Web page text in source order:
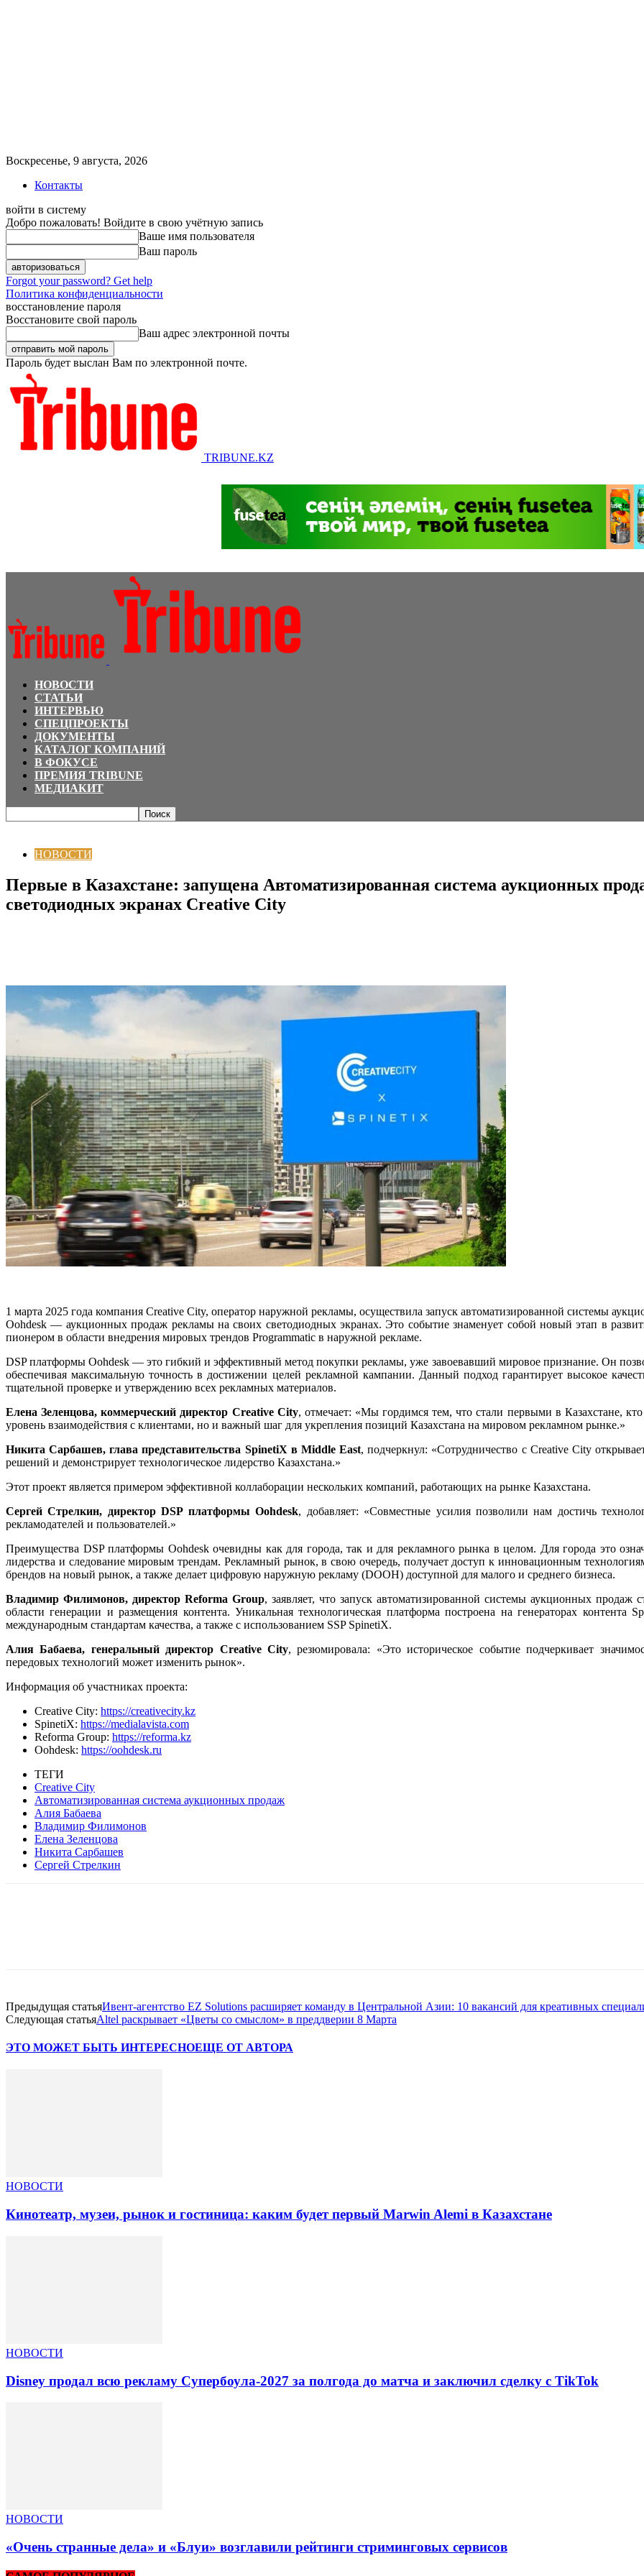
Воскресенье, 9 августа, 2026
Контакты
войти в систему
Добро пожаловать! Войдите в свою учётную запись
Ваше имя пользователя
Ваш пароль
Forgot your password? Get help
Политика конфиденциальности
восстановление пароля
Восстановите свой пароль
Ваш адрес электронной почты
Пароль будет выслан Вам по электронной почте.
TRIBUNE.KZ
НОВОСТИ
СТАТЬИ
ИНТЕРВЬЮ
СПЕЦПРОЕКТЫ
ДОКУМЕНТЫ
КАТАЛОГ КОМПАНИЙ
В ФОКУСЕ
ПРЕМИЯ TRIBUNE
МЕДИАКИТ
НОВОСТИ
Первые в Казахстане: запущена Автоматизированная система аукционных
светодиодных экранах Creative City
1 марта 2025 года компания Creative City, оператор наружной рекламы, осуществила запуск автоматизированной системы
Oohdesk — аукционных продаж рекламы на своих светодиодных экранах. Это событие знаменует собой новый этап в
пионером в области внедрения мировых трендов Programmatic в наружной рекламе.
DSP платформы Oohdesk — это гибкий и эффективный метод покупки рекламы, уже завоевавший мировое признание. Он
обеспечивая максимальную точность в достижении целей рекламной кампании. Данный подход гарантирует высокое
тщательной проверке и утверждению всех рекламных материалов.
Елена Зеленцова, коммерческий директор Creative City, отмечает: «Мы гордимся тем, что стали первыми в Казахстане,
уровень взаимодействия с клиентами, но и важный шаг для укрепления позиций Казахстана на мировом рекламном рынке.»
Никита Сарбашев, глава представительства SpinetiX в Middle East, подчеркнул: «Сотрудничество с Creative City
решений и демонстрирует технологическое лидерство Казахстана.»
Этот проект является примером эффективной коллаборации нескольких компаний, работающих на рынке Казахстана.
Сергей Стрелкин, директор DSP платформы Oohdesk, добавляет: «Совместные усилия позволили нам достичь
рекламодателей и пользователей.»
Преимущества DSP платформы Oohdesk очевидны как для города, так и для рекламного рынка в целом. Для города это
лидерства и следование мировым трендам. Рекламный рынок, в свою очередь, получает доступ к инновационным
брендов на новый рынок, а также делает цифровую наружную рекламу (DOOH) доступной для малого и среднего бизнеса.
Владимир Филимонов, директор Reforma Group, заявляет, что запуск автоматизированной системы аукционных
области генерации и размещения контента. Уникальная технологическая платформа построена на генераторах
международным стандартам качества, а также с использованием SSP SpinetiX.
Алия Бабаева, генеральный директор CreativeCity, резюмировала: «Это историческое событие подчеркивает
передовых технологий может изменить рынок».
Информация об участниках проекта:
Creative City: https://creativecity.kz
SpinetiX: https://medialavista.com
Reforma Group: https://reforma.kz
Oohdesk: https://oohdesk.ru
ТЕГИ
Creative City
Автоматизированная система аукционных продаж
Алия Бабаева
Владимир Филимонов
Елена Зеленцова
Никита Сарбашев
Сергей Стрелкин
Предыдущая статьяИвент-агентство EZ Solutions расширяет команду в Центральной Азии: 10 вакансий для креативных
Следующая статьяAltel раскрывает «Цветы со смыслом» в преддверии 8 Марта
ЭТО МОЖЕТ БЫТЬ ИНТЕРЕСНОЕЩЕ ОТ АВТОРА
НОВОСТИ
Кинотеатр, музеи, рынок и гостиница: каким будет первый Marwin Alemi в Казахстане
НОВОСТИ
Disney продал всю рекламу Супербоула-2027 за полгода до матча и заключил сделку с TikTok
НОВОСТИ
«Очень странные дела» и «Блуи» возглавили рейтинги стриминговых сервисов